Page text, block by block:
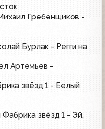
Гребенщиков -
Бурлак - Регги на
Артемьев -
звёзд 1 - Белый
звёзд 1 - Эй,